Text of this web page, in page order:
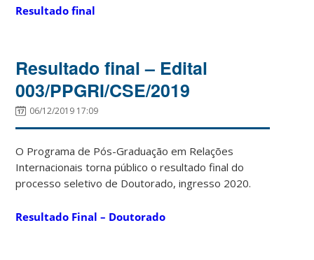
Resultado final
Resultado final – Edital
003/PPGRI/CSE/2019
06/12/2019 17:09
O Programa de Pós-Graduação em Relações
Internacionais torna público o resultado final do
processo seletivo de Doutorado, ingresso 2020.
Resultado Final – Doutorado